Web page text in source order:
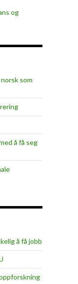
og
som
å få seg
å få jobb